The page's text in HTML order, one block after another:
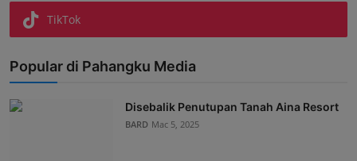
TikTok
Popular di Pahangku Media
Disebalik Penutupan Tanah Aina Resort
BARD Mac 5, 2025